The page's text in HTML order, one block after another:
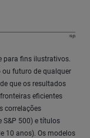
para fins ilustrativos.
futuro de qualquer
que os resultados
eficientes
correlações
S&P 500) e títulos
10 anos). Os modelos